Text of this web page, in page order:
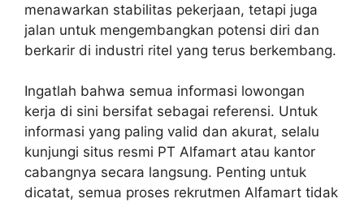
menawarkan stabilitas pekerjaan, tetapi juga
jalan untuk mengembangkan potensi diri dan
berkarir di industri ritel yang terus berkembang.
Ingatlah bahwa semua informasi lowongan
kerja di sini bersifat sebagai referensi. Untuk
informasi yang paling valid dan akurat, selalu
kunjungi situs resmi PT Alfamart atau kantor
cabangnya secara langsung. Penting untuk
dicatat, semua proses rekrutmen Alfamart tidak